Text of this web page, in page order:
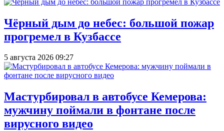
Чёрный дым до небес: большой пожар
прогремел в Кузбассе
5 августа 2026 09:27
Мастурбировал в автобусе Кемерова:
мужчину поймали в фонтане после
вирусного видео